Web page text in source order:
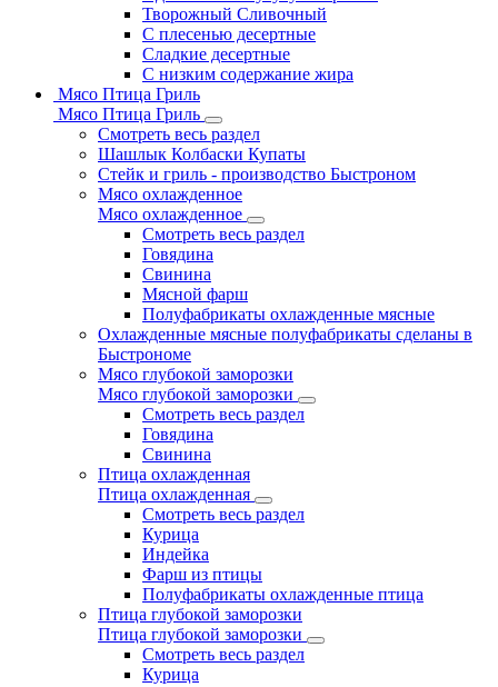
Творожный Сливочный
С плесенью десертные
Сладкие десертные
С низким содержание жира
Мясо Птица Гриль
Мясо Птица Гриль
Смотреть весь раздел
Шашлык Колбаски Купаты
Стейк и гриль - производство Быстроном
Мясо охлажденное
Мясо охлажденное
Смотреть весь раздел
Говядина
Свинина
Мясной фарш
Полуфабрикаты охлажденные мясные
Охлажденные мясные полуфабрикаты сделаны в
Быстрономе
Мясо глубокой заморозки
Мясо глубокой заморозки
Смотреть весь раздел
Говядина
Свинина
Птица охлажденная
Птица охлажденная
Смотреть весь раздел
Курица
Индейка
Фарш из птицы
Полуфабрикаты охлажденные птица
Птица глубокой заморозки
Птица глубокой заморозки
Смотреть весь раздел
Курица